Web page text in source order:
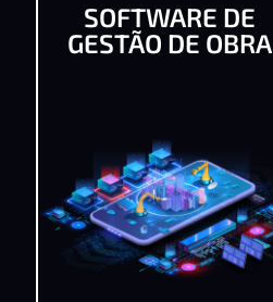
SOFTWARE DE
GESTÃO DE OBRA